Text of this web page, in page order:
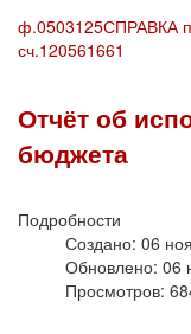
ф.0503125СПРАВКА
сч.120561661
Отчёт об
бюджета
Подробности
Создано: 06
Обновлено: 06
Просмотров: